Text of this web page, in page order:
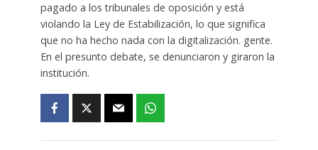
pagado a los tribunales de oposición y está
violando la Ley de Estabilización, lo que significa
que no ha hecho nada con la digitalización. gente.
En el presunto debate, se denunciaron y giraron la
institución.